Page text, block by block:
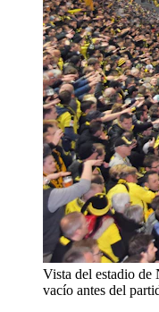
Vista del estadio
vacío antes del